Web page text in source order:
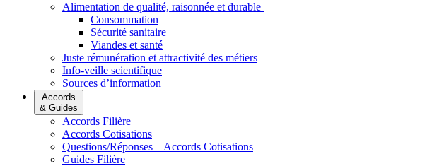
Alimentation de qualité, raisonnée et durable
Consommation
Sécurité sanitaire
Viandes et santé
Juste rémunération et attractivité des métiers
Info-veille scientifique
Sources d’information
Accords
& Guides
Accords Filière
Accords Cotisations
Questions/Réponses – Accords Cotisations
Guides Filière